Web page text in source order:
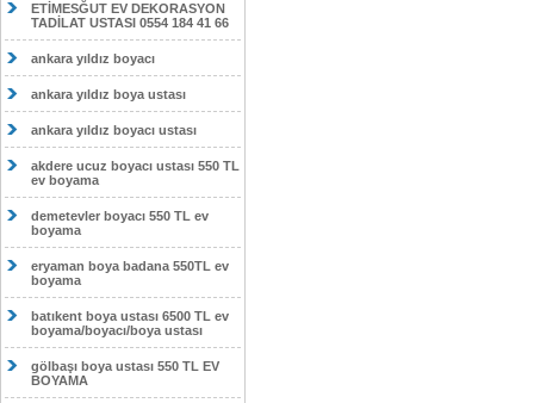
ETİMESĞUT EV DEKORASYON
TADİLAT USTASI 0554 184 41 66
ankara yıldız boyacı
ankara yıldız boya ustası
ankara yıldız boyacı ustası
akdere ucuz boyacı ustası 550 TL
ev boyama
demetevler boyacı 550 TL ev
boyama
eryaman boya badana 550TL ev
boyama
batıkent boya ustası 6500 TL ev
boyama/boyacı/boya ustası
gölbaşı boya ustası 550 TL EV
BOYAMA